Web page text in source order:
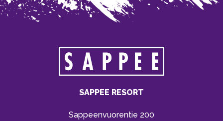
SAPPEE RESORT
Sappeenvuorentie 200